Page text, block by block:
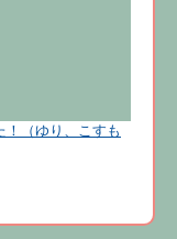
！（ゆり、こすも